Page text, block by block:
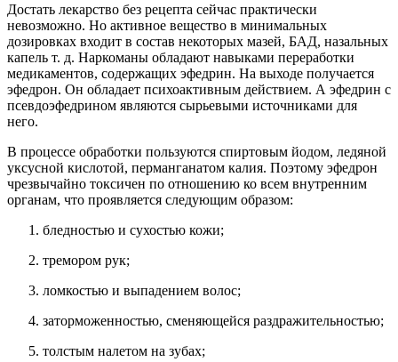
Достать лекарство без рецепта сейчас практически
невозможно. Но активное вещество в минимальных
дозировках входит в состав некоторых мазей, БАД, назальных
капель т. д. Наркоманы обладают навыками переработки
медикаментов, содержащих эфедрин. На выходе получается
эфедрон. Он обладает психоактивным действием. А эфедрин с
псевдоэфедрином являются сырьевыми источниками для
него.
В процессе обработки пользуются спиртовым йодом, ледяной
уксусной кислотой, перманганатом калия. Поэтому эфедрон
чрезвычайно токсичен по отношению ко всем внутренним
органам, что проявляется следующим образом:
бледностью и сухостью кожи;
тремором рук;
ломкостью и выпадением волос;
заторможенностью, сменяющейся раздражительностью;
толстым налетом на зубах;